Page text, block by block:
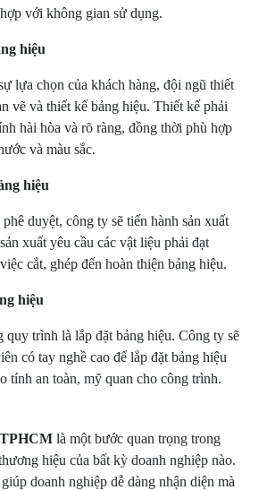
với không gian sử dụng.
hiệu
lựa chọn của khách hàng, đội ngũ thiết
vẽ và thiết kế bảng hiệu. Thiết kế phải
hài hòa và rõ ràng, đồng thời phù hợp
và màu sắc.
hiệu
duyệt, công ty sẽ tiến hành sản xuất
xuất yêu cầu các vật liệu phải đạt
cắt, ghép đến hoàn thiện bảng hiệu.
hiệu
trình là lắp đặt bảng hiệu. Công ty sẽ
có tay nghề cao để lắp đặt bảng hiệu
tính an toàn, mỹ quan cho công trình.
là một bước quan trọng trong
hiệu của bất kỳ doanh nghiệp nào.
doanh nghiệp dễ dàng nhận diện mà